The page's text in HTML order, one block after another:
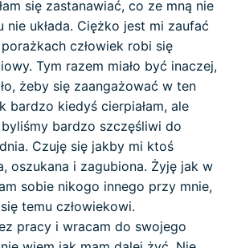
się zastanawiać, co ze mną nie
układa. Ciężko jest mi zaufać
człowiek robi się
Tym razem miało być inaczej,
żeby się zaangażować w ten
bardzo kiedyś cierpiałam, ale
byliśmy bardzo szczęśliwi do
Czuję się jakby mi ktoś
oszukana i zagubiona. Żyję jak w
sobie nikogo innego przy mnie,
temu człowiekowi.
pracy i wracam do swojego